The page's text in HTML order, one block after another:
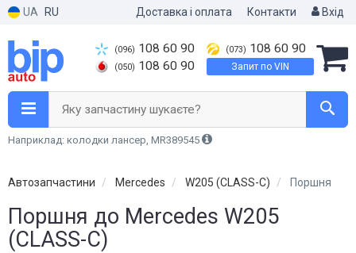
UA RU Доставка і оплата Контакти Вхід
(096) 108 60 90
(050) 108 60 90
(073) 108 60 90
Запит по VIN
Яку запчастину шукаєте?
Наприклад: колодки лансер, MR389545
Автозапчастини Mercedes W205 (CLASS-C) Поршня
Поршня до Mercedes W205
(CLASS-C)